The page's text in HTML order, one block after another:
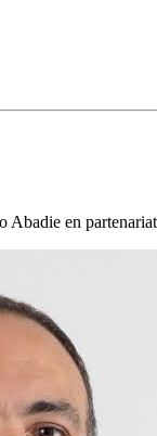
Abadie en